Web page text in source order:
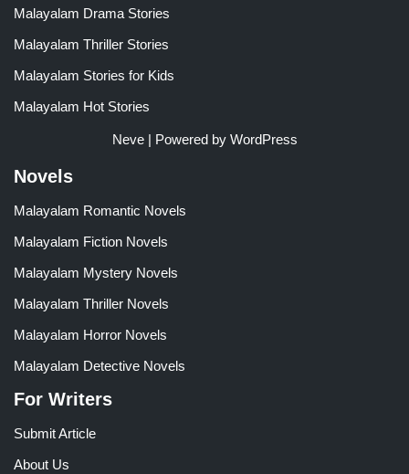
Malayalam Drama Stories
Malayalam Thriller Stories
Malayalam Stories for Kids
Malayalam Hot Stories
Neve| Powered by WordPress
Novels
Malayalam Romantic Novels
Malayalam Fiction Novels
Malayalam Mystery Novels
Malayalam Thriller Novels
Malayalam Horror Novels
Malayalam Detective Novels
For Writers
Submit Article
About Us